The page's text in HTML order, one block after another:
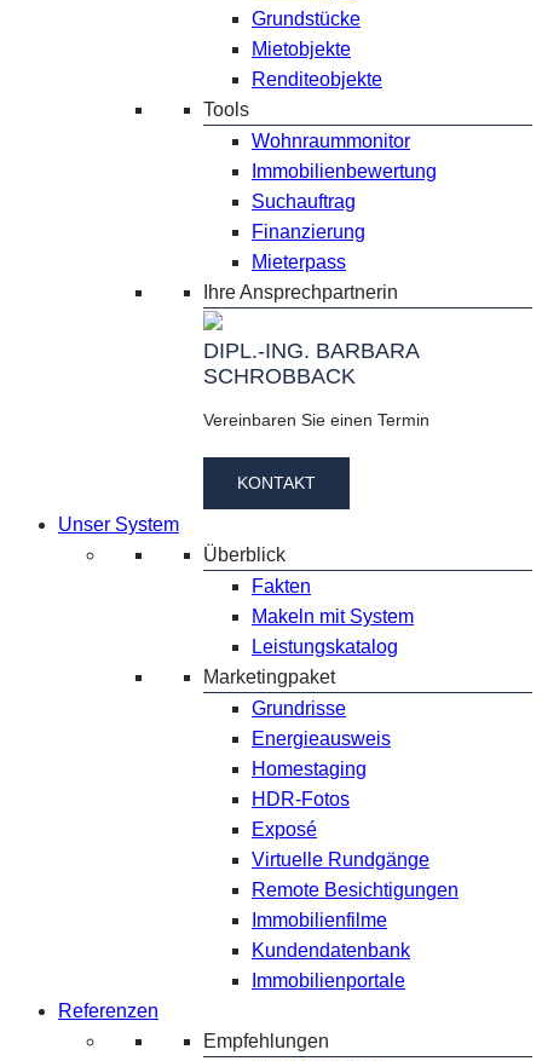
Grundstücke
Mietobjekte
Renditeobjekte
Tools
Wohnraummonitor
Immobilienbewertung
Suchauftrag
Finanzierung
Mieterpass
Ihre Ansprechpartnerin
DIPL.-ING. BARBARA
SCHROBBACK
Vereinbaren Sie einen Termin
KONTAKT
Unser System
Überblick
Fakten
Makeln mit System
Leistungskatalog
Marketingpaket
Grundrisse
Energieausweis
Homestaging
HDR-Fotos
Exposé
Virtuelle Rundgänge
Remote Besichtigungen
Immobilienfilme
Kundendatenbank
Immobilienportale
Referenzen
Empfehlungen